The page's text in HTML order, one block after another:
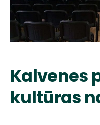
Kalvenes
kultūras